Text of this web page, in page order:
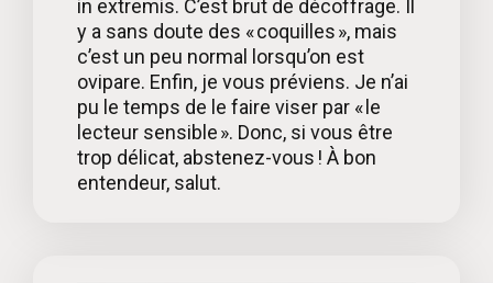
in extremis. C’est brut de décoffrage. Il
y a sans doute des « coquilles », mais
c’est un peu normal lorsqu’on est
ovipare. Enfin, je vous préviens. Je n’ai
pu le temps de le faire viser par « le
lecteur sensible ». Donc, si vous être
trop délicat, abstenez-vous ! À bon
entendeur, salut.